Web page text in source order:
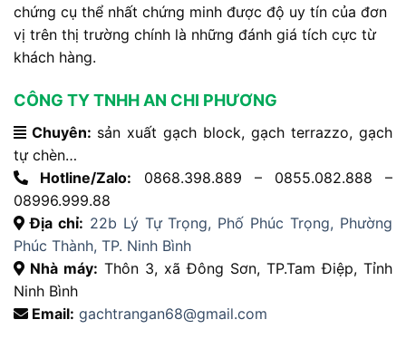
chứng cụ thể nhất chứng minh được độ uy tín của đơn
vị trên thị trường chính là những đánh giá tích cực từ
khách hàng.
CÔNG TY TNHH AN CHI PHƯƠNG
Chuyên: sản xuất gạch block, gạch terrazzo, gạch
tự chèn…
Hotline/Zalo: 0868.398.889 – 0855.082.888 –
08996.999.88
Địa chỉ: 22b Lý Tự Trọng, Phố Phúc Trọng, Phường
Phúc Thành, TP. Ninh Bình
Nhà máy: Thôn 3, xã Đông Sơn, TP.Tam Điệp, Tỉnh
Ninh Bình
Email: gachtrangan68@gmail.com